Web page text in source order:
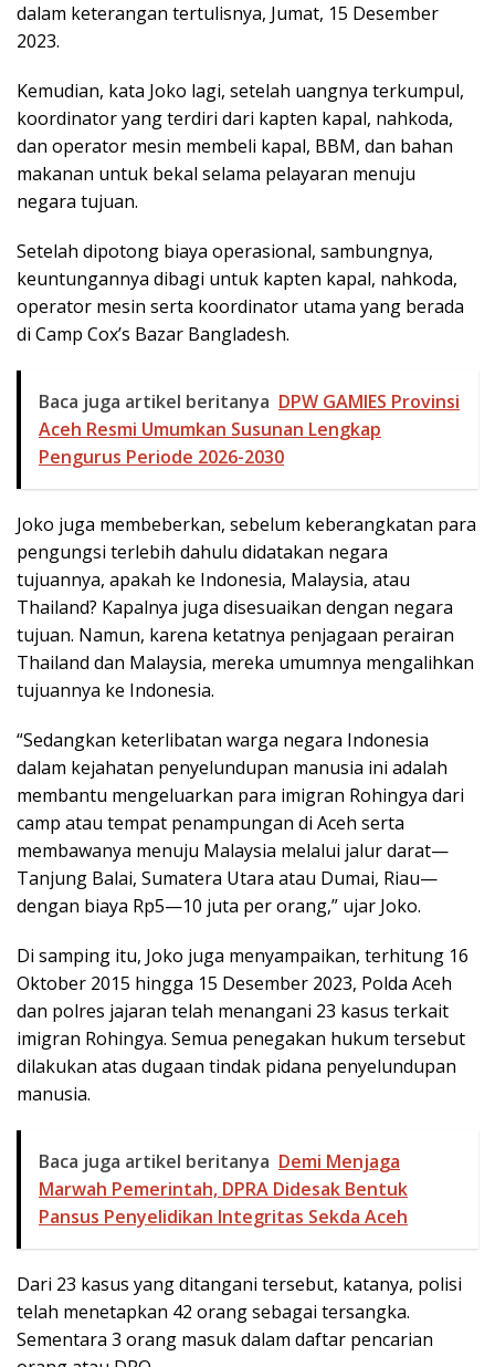
dalam keterangan tertulisnya, Jumat, 15 Desember
2023.
Kemudian, kata Joko lagi, setelah uangnya terkumpul,
koordinator yang terdiri dari kapten kapal, nahkoda,
dan operator mesin membeli kapal, BBM, dan bahan
makanan untuk bekal selama pelayaran menuju
negara tujuan.
Setelah dipotong biaya operasional, sambungnya,
keuntungannya dibagi untuk kapten kapal, nahkoda,
operator mesin serta koordinator utama yang berada
di Camp Cox’s Bazar Bangladesh.
Baca juga artikel beritanya DPW GAMIES Provinsi
Aceh Resmi Umumkan Susunan Lengkap
Pengurus Periode 2026-2030
Joko juga membeberkan, sebelum keberangkatan para
pengungsi terlebih dahulu didatakan negara
tujuannya, apakah ke Indonesia, Malaysia, atau
Thailand? Kapalnya juga disesuaikan dengan negara
tujuan. Namun, karena ketatnya penjagaan perairan
Thailand dan Malaysia, mereka umumnya mengalihkan
tujuannya ke Indonesia.
“Sedangkan keterlibatan warga negara Indonesia
dalam kejahatan penyelundupan manusia ini adalah
membantu mengeluarkan para imigran Rohingya dari
camp atau tempat penampungan di Aceh serta
membawanya menuju Malaysia melalui jalur darat—
Tanjung Balai, Sumatera Utara atau Dumai, Riau—
dengan biaya Rp5—10 juta per orang,” ujar Joko.
Di samping itu, Joko juga menyampaikan, terhitung 16
Oktober 2015 hingga 15 Desember 2023, Polda Aceh
dan polres jajaran telah menangani 23 kasus terkait
imigran Rohingya. Semua penegakan hukum tersebut
dilakukan atas dugaan tindak pidana penyelundupan
manusia.
Baca juga artikel beritanya Demi Menjaga
Marwah Pemerintah, DPRA Didesak Bentuk
Pansus Penyelidikan Integritas Sekda Aceh
Dari 23 kasus yang ditangani tersebut, katanya, polisi
telah menetapkan 42 orang sebagai tersangka.
Sementara 3 orang masuk dalam daftar pencarian